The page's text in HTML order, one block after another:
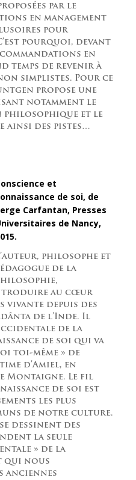
par le
en management
pour
pourquoi, devant
en
temps de revenir à
simplistes. Pour ce
propose une
notamment le
et le
ainsi des pistes…
et
de soi, de
Carfantan, Presses
de Nancy,
philosophe et
de la
au cœur
vivante depuis des
de l’Inde. Il
de la
de soi qui va
toi-même » de
d’Amiel, en
Montaigne. Le fil
de soi est
les plus
de notre culture.
dessinent des
la seule
» de la
qui nous
anciennes